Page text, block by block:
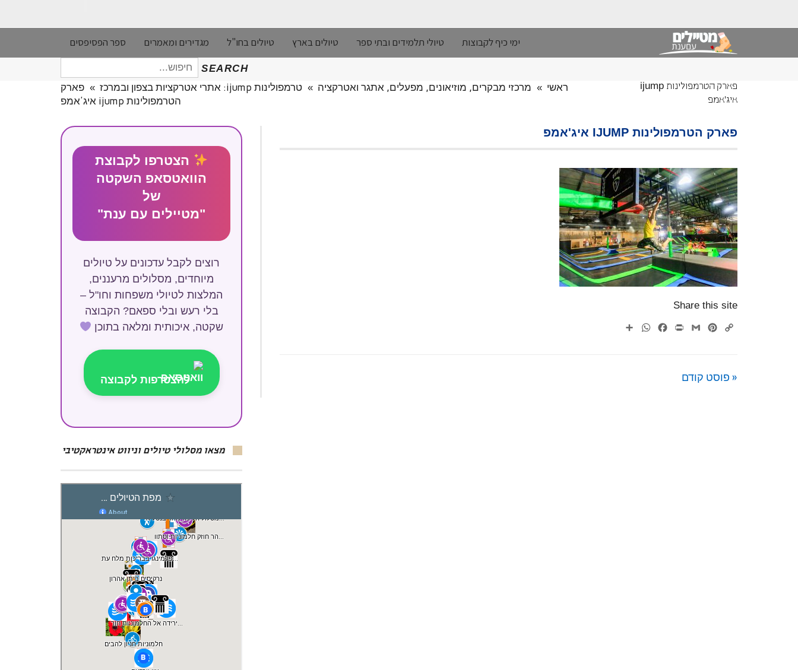
ימי כיף לקבוצות טיולי תלמידים ובתי ספר טיולים בארץ טיולים בחו"ל מגדירים ומאמרים ספר הפסיפסים
SEARCH
חיפוש
עבור:
פארק הטרמפולינות ijump
איג'אמפ
ראשי » מרכזי מבקרים, מוזיאונים, מפעלים, אתגר ואטרקציה » טרמפולינות ijump: אתרי אטרקציות בצפון ובמרכז » פארק
הטרמפולינות ijump איג'אמפ
פארק הטרמפולינות IJUMP איג'אמפ
Share this site
Copy
Pinterest
Gmail
Print
Facebook
WhatsApp
« פוסט קודם
הצטרפו לקבוצת
הוואטסאפ השקטה
של
"מטיילים עם ענת"
רוצים לקבל עדכונים על טיולים
מיוחדים, מסלולים מרעננים,
המלצות לטיולי משפחות וחו"ל –
בלי רעש ובלי ספאם? הקבוצה
שקטה, איכותית ומלאה בתוכן
להצטרפות לקבוצה
מצאו מסלולי טיולים וניווט אינטראקטיבי